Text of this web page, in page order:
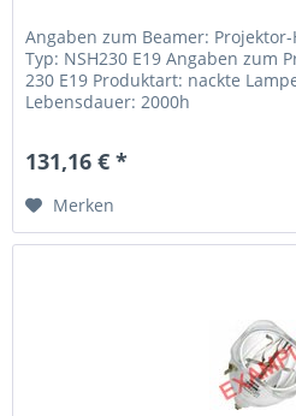
Angaben zum Beamer:
Typ: NSH230 E19 Angaben zum
230 E19 Produktart: nackte
Lebensdauer: 2000h
131,16 € *
Merken